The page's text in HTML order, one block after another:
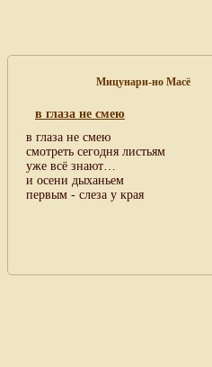
Мицунари-но Масё
в глаза не смею
в глаза не смею
смотреть сегодня листьям
уже всё знают…
и осени дыханьем
первым - слеза у края